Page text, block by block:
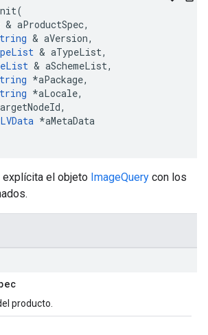
& aProductSpec,
& aVersion,
& aTypeList,
& aSchemeList,
*aPackage,
*aLocale,
*aMetaData
el objeto ImageQuery con los
producto.